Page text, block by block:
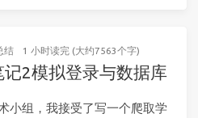
结 1 小时读完 (大约7563个字)
2模拟登录与数据库
小组，我接受了写一个爬取学